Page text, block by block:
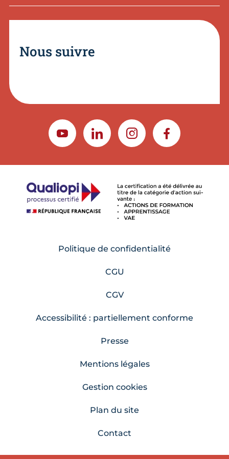
Nous suivre
YOUTUBELINKEDININSTAGRAMFACEBOOK
Politique de confidentialité
CGU
CGV
Accessibilité : partiellement conforme
Presse
Mentions légales
Gestion cookies
Plan du site
Contact